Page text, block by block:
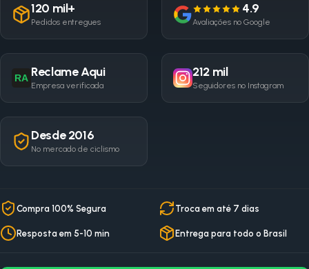
120 mil+
Pedidos entregues
4.9
Avaliações no Google
RA Reclame Aqui
Empresa verificada
212 mil
Seguidores no Instagram
Desde 2016
No mercado de ciclismo
Compra 100% Segura Troca em até 7 dias
Resposta em 5-10 min Entrega para todo o Brasil